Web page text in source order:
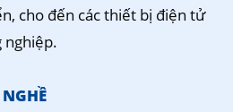
cho đến các thiết bị điện tử
nghiệp.